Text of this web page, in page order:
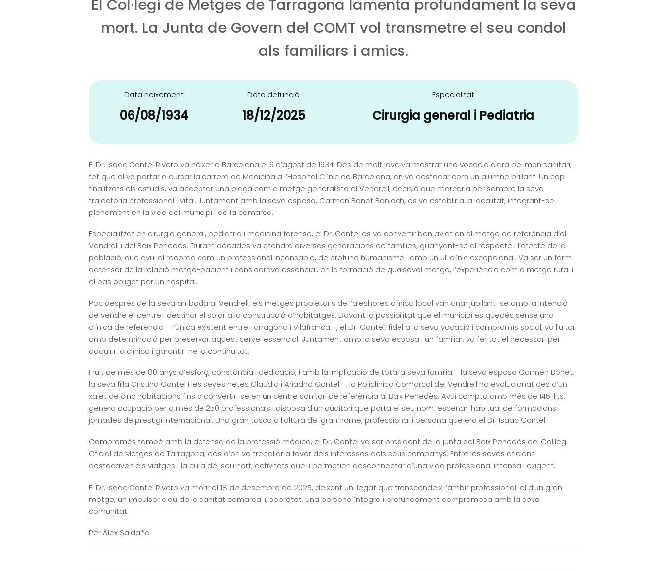
El Col·legi de Metges de Tarragona lamenta profundament la seva
mort. La Junta de Govern del COMT vol transmetre el seu condol
als familiars i amics.
Data neixement
06/08/1934
Data defunció
18/12/2025
Especialitat
Cirurgia general i Pediatria
El Dr. Isaac Contel Rivero va néixer a Barcelona el 6 d’agost de 1934. Des de molt jove va mostrar una vocació clara pel món sanitari,
fet que el va portar a cursar la carrera de Medicina a l’Hospital Clínic de Barcelona, on va destacar com un alumne brillant. Un cop
finalitzats els estudis, va acceptar una plaça com a metge generalista al Vendrell, decisió que marcaria per sempre la seva
trajectòria professional i vital. Juntament amb la seva esposa, Carmen Bonet Bonjoch, es va establir a la localitat, integrant-se
plenament en la vida del municipi i de la comarca.
Especialitzat en cirurgia general, pediatria i medicina forense, el Dr. Contel es va convertir ben aviat en el metge de referència d’el
Vendrell i del Baix Penedès. Durant dècades va atendre diverses generacions de famílies, guanyant-se el respecte i l’afecte de la
població, que avui el recorda com un professional incansable, de profund humanisme i amb un ull clínic excepcional. Va ser un ferm
defensor de la relació metge-pacient i considerava essencial, en la formació de qualsevol metge, l’experiència com a metge rural i
el pas obligat per un hospital.
Poc després de la seva arribada al Vendrell, els metges propietaris de l’aleshores clínica local van anar jubilant-se amb la intenció
de vendre el centre i destinar el solar a la construcció d’habitatges. Davant la possibilitat que el municipi es quedés sense una
clínica de referència —l’única existent entre Tarragona i Vilafranca—, el Dr. Contel, fidel a la seva vocació i compromís social, va lluitar
amb determinació per preservar aquest servei essencial. Juntament amb la seva esposa i un familiar, va fer tot el necessari per
adquirir la clínica i garantir-ne la continuïtat.
Fruit de més de 80 anys d’esforç, constància i dedicació, i amb la implicació de tota la seva família —la seva esposa Carmen Bonet,
la seva filla Cristina Contel i les seves netes Claudia i Ariadna Contel—, la Policlínica Comarcal del Vendrell ha evolucionat des d’un
xalet de cinc habitacions fins a convertir-se en un centre sanitari de referència al Baix Penedès. Avui compta amb més de 145 llits,
genera ocupació per a més de 250 professionals i disposa d’un auditori que porta el seu nom, escenari habitual de formacions i
jornades de prestigi internacional. Una gran tasca a l’altura del gran home, professional i persona que era el Dr. Isaac Contel.
Compromès també amb la defensa de la professió mèdica, el Dr. Contel va ser president de la junta del Baix Penedès del Col·legi
Oficial de Metges de Tarragona, des d’on va treballar a favor dels interessos dels seus companys. Entre les seves aficions
destacaven els viatges i la cura del seu hort, activitats que li permetien desconnectar d’una vida professional intensa i exigent.
El Dr. Isaac Contel Rivero va morir el 18 de desembre de 2025, deixant un llegat que transcendeix l’àmbit professional: el d’un gran
metge, un impulsor clau de la sanitat comarcal i, sobretot, una persona íntegra i profundament compromesa amb la seva
comunitat.
Per Álex Saldaña